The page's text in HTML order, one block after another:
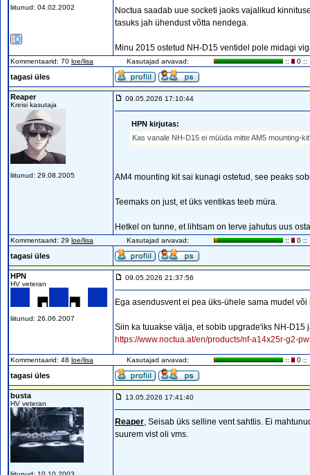
liitunud: 04.02.2002
Noctua saadab uue socketi jaoks vajalikud
tasuks jah ühendust võtta nendega.
Minu 2015 ostetud NH-D15 ventidel pole midagi
Kommentaarid: 70 loe/lisa Kasutajad arvavad: :: 0 ::
tagasi üles
Reaper
Kreisi kasutaja
liitunud: 29.08.2005
09.05.2026 17:10:44
HPN kirjutas:
Kas vanale NH-D15 ei müüda mitte AM5 mounting-
AM4 mounting kit sai kunagi ostetud, see peaks
Teemaks on just, et üks ventikas teeb müra.
Hetkel on tunne, et lihtsam on terve jahutus uus
Kommentaarid: 29 loe/lisa Kasutajad arvavad: :: 0 ::
tagasi üles
HPN
HV veteran
liitunud: 26.06.2007
09.05.2026 21:37:56
Ega asendusvent ei pea üks-ühele sama mudel
Siin ka tuuakse välja, et sobib upgrade'iks NH-
https://www.noctua.at/en/products/nf-a14x25r-g2-
Kommentaarid: 48 loe/lisa Kasutajad arvavad: :: 0 ::
tagasi üles
busta
HV veteran
13.05.2026 17:41:40
Reaper, Seisab üks selline vent sahtlis. Ei
suurem vist oli vms.